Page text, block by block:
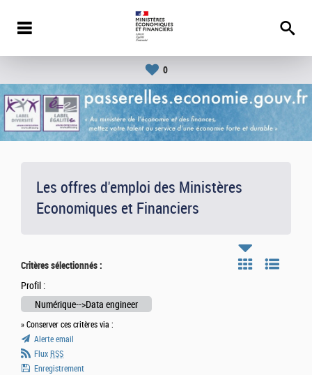
0
Les offres d'emploi des Ministères
Economiques et Financiers
Critères sélectionnés :
Profil :
Numérique-->Data engineer
» Conserver ces critères via :
Alerte email
Flux RSS
Enregistrement